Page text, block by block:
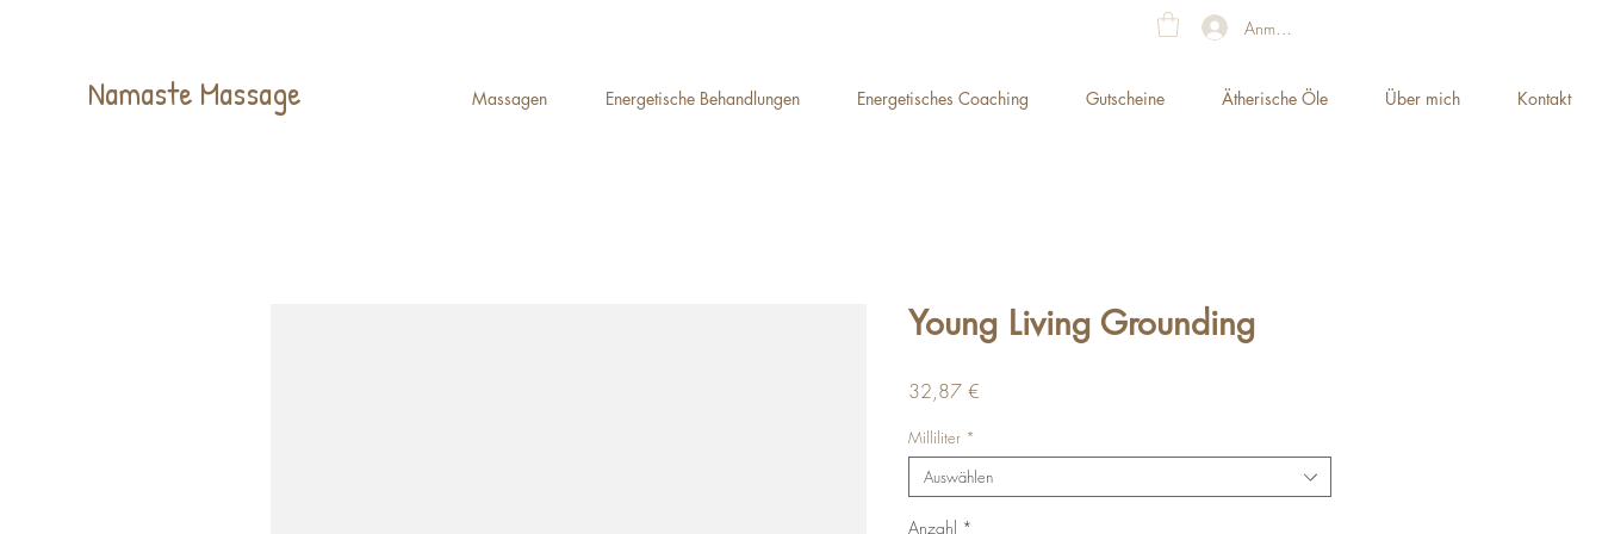
Anmelden
Namaste Massage Massagen Energetische Behandlungen Energetisches Coaching Gutscheine Ätherische Öle Über mich Kontakt
Young Living Grounding
32,87 €
Milliliter *
Auswählen
Anzahl *